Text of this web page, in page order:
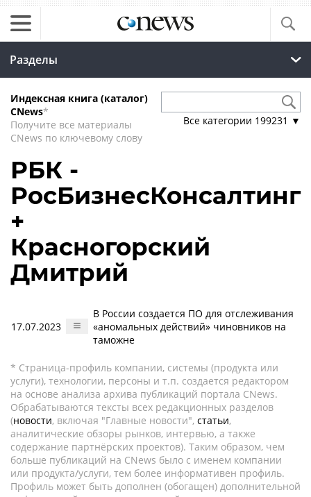
Разделы
Индексная книга (каталог)
CNews*
Получите все материалы
CNews по ключевому слову
Все категории 199231 ▼
РБК -
РосБизнесКонсалтинг
+
Красногорский
Дмитрий
17.07.2023
В России создается ПО для отслеживания
«аномальных действий» чиновников на
таможне
* Страница-профиль компании, системы (продукта или
услуги), технологии, персоны и т.п. создается редактором
на основе анализа архива публикаций портала CNews.
Обрабатываются тексты всех редакционных разделов
(новости, включая "Главные новости", статьи,
аналитические обзоры рынков, интервью, а также
содержание партнёрских проектов). Таким образом, чем
больше публикаций на CNews было с именем компании
или продукта/услуги, тем более информативен профиль.
Профиль может быть дополнен (обогащен) дополнительной